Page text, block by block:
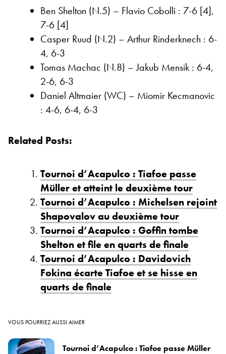
Ben Shelton (N.5) – Flavio Cobolli : 7-6 [4],
7-6 [4]
Casper Ruud (N.2) – Arthur Rinderknech : 6-
4, 6-3
Tomas Machac (N.8) – Jakub Mensik : 6-4,
2-6, 6-3
Daniel Altmaier (WC) – Miomir Kecmanovic
: 4-6, 6-4, 6-3
Related Posts:
Tournoi d’Acapulco : Tiafoe passe
Müller et atteint le deuxième tour
Tournoi d’Acapulco : Michelsen rejoint
Shapovalov au deuxième tour
Tournoi d’Acapulco : Goffin tombe
Shelton et file en quarts de finale
Tournoi d’Acapulco : Davidovich
Fokina écarte Tiafoe et se hisse en
quarts de finale
VOUS POURRIEZ AUSSI AIMER
Tournoi d’Acapulco : Tiafoe passe Müller